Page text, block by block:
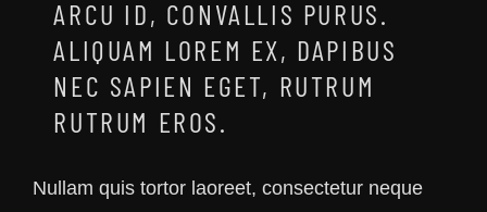
ARCU ID, CONVALLIS PURUS.
ALIQUAM LOREM EX, DAPIBUS
NEC SAPIEN EGET, RUTRUM
RUTRUM EROS.
Nullam quis tortor laoreet, consectetur neque